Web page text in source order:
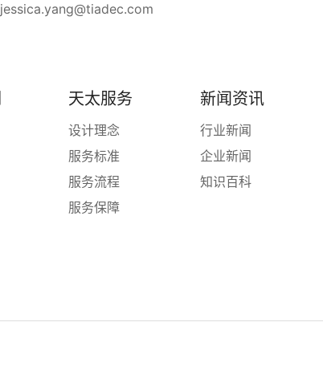
jessica.yang@tiadec.com
天太服务
设计理念
服务标准
服务流程
服务保障
新闻资讯
行业新闻
企业新闻
知识百科